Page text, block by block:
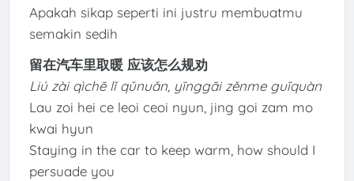
Apakah sikap seperti ini justru membuatmu
semakin sedih
留在汽车里取暖 应该怎么规劝
Liú zài qìchē lǐ qǔnuǎn, yīnggāi zěnme guīquàn
Lau zoi hei ce leoi ceoi nyun, jing goi zam mo
kwai hyun
Staying in the car to keep warm, how should I
persuade you